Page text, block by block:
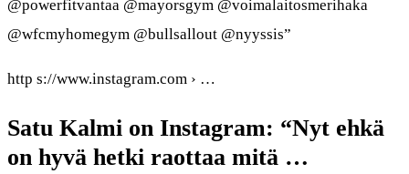
@powerfitvantaa @mayorsgym @voimalaitosmerihaka
@wfcmyhomegym @bullsallout @nyyssis”
http s://www.instagram.com › …
Satu Kalmi on Instagram: “Nyt ehkä
on hyvä hetki raottaa mitä …